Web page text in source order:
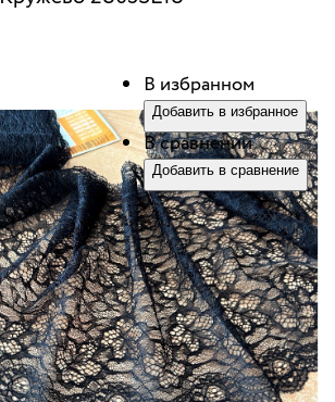
В избранном
Добавить в избранное
В сравнении
Добавить в сравнение